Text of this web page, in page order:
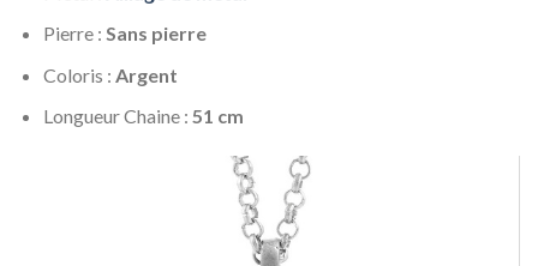
Pierre : Sans pierre
Coloris : Argent
Longueur Chaine : 51 cm